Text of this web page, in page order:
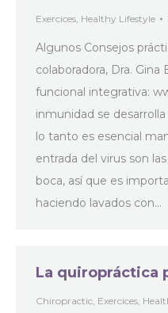
Exercices, Healthy Lifestyle
Algunos Consejos
colaboradora, Dra.
funcional integrativa:
inmunidad se
lo tanto es esencial
entrada del virus son
boca, así que es
haciendo lavados con…
La quiropráctica
Chiropractic, Exercices,